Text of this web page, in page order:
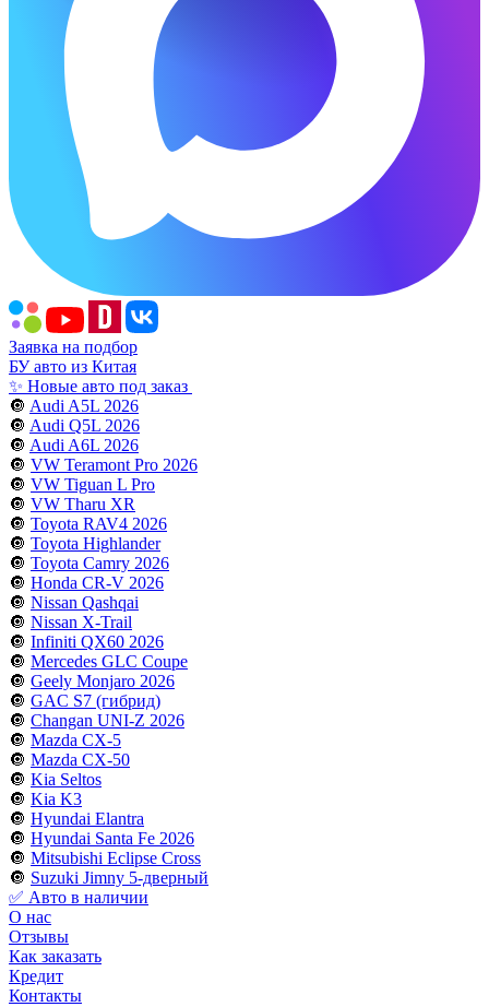
Заявка на подбор
БУ авто из Китая
✨ Новые авто под заказ
🔘 Audi A5L 2026
🔘 Audi Q5L 2026
🔘 Audi A6L 2026
🔘 VW Teramont Pro 2026
🔘 VW Tiguan L Pro
🔘 VW Tharu XR
🔘 Toyota RAV4 2026
🔘 Toyota Highlander
🔘 Toyota Camry 2026
🔘 Honda CR-V 2026
🔘 Nissan Qashqai
🔘 Nissan X-Trail
🔘 Infiniti QX60 2026
🔘 Mercedes GLC Coupe
🔘 Geely Monjaro 2026
🔘 GAC S7 (гибрид)
🔘 Changan UNI-Z 2026
🔘 Mazda CX-5
🔘 Mazda CX-50
🔘 Kia Seltos
🔘 Kia K3
🔘 Hyundai Elantra
🔘 Hyundai Santa Fe 2026
🔘 Mitsubishi Eclipse Cross
🔘 Suzuki Jimny 5-дверный
✅ Авто в наличии
О нас
Отзывы
Как заказать
Кредит
Контакты